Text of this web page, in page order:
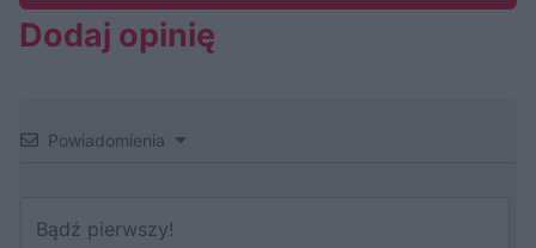
Dodaj opinię
Powiadomienia